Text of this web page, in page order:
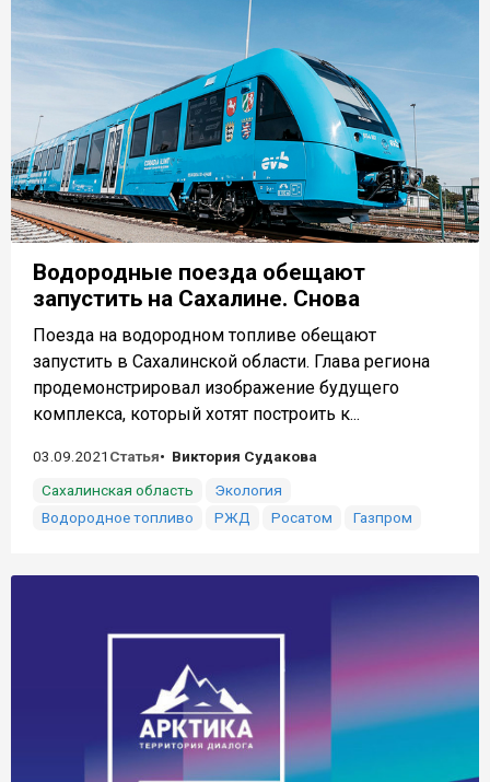
Водородные поезда обещают
запустить на Сахалине. Снова
Поезда на водородном топливе обещают
запустить в Сахалинской области. Глава региона
продемонстрировал изображение будущего
комплекса, который хотят построить к...
03.09.2021 Статья
Виктория Судакова
Сахалинская область
Экология
Водородное топливо
РЖД Росатом Газпром